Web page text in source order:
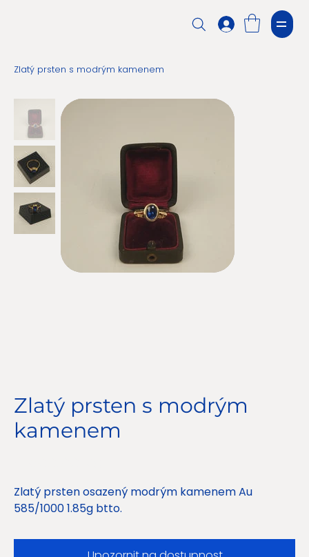
Zlatý prsten s modrým kamenem
Zlatý prsten s modrým
kamenem
Zlatý prsten osazený modrým kamenem Au
585/1000 1.85g btto.